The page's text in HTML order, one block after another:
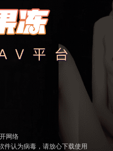
网络
件认为病毒，请放心下载使用